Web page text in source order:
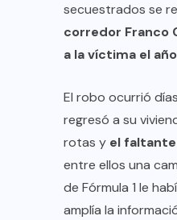
secuestrados se
corredor Franco
a la víctima el
El robo ocurrió
regresó a su
rotas y el
entre ellos una
de Fórmula 1 le
amplía la